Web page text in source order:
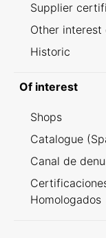
Supplier
Other interest
Historic
Of interest
Shops
Catalogue
Canal de
Homologados